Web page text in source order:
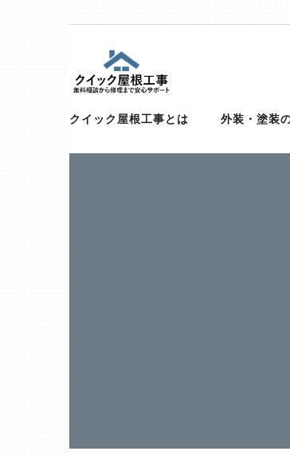
content
Enter)
屋根、外壁サイディング、
トタン、コロニアル、ガルバリウムなど）
クイック屋根工事とは 外装・塗装